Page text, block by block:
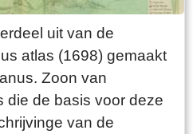
uit van de
atlas (1698) gemaakt
Zoon van
die de basis voor deze
van de